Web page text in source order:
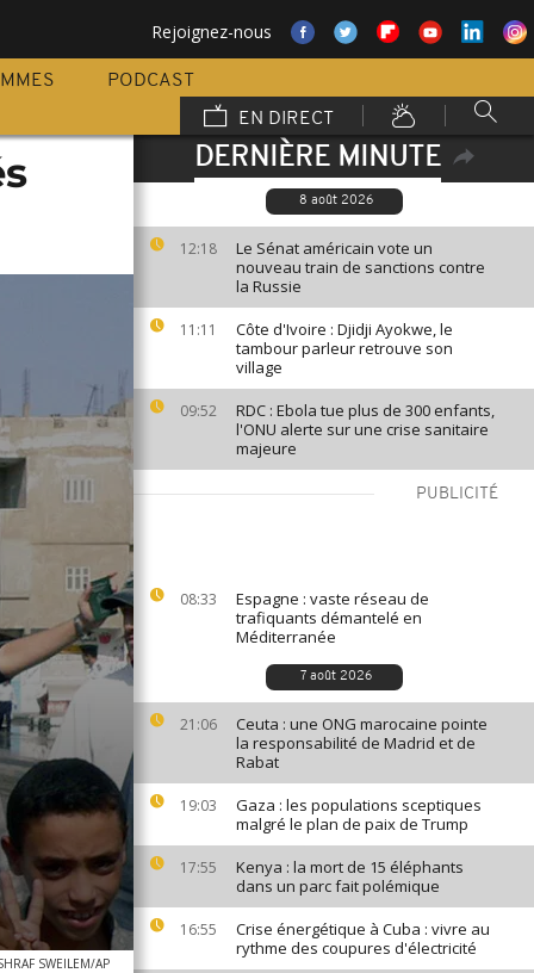
Rejoignez-nous
PODCAST
EN DIRECT
DERNIÈRE MINUTE
8 août 2026
12:18
Le Sénat américain vote un
nouveau train de sanctions contre
la Russie
11:11
Côte d'Ivoire : Djidji Ayokwe, le
tambour parleur retrouve son
village
09:52
RDC : Ebola tue plus de 300 enfants,
l'ONU alerte sur une crise sanitaire
majeure
PUBLICITÉ
08:33
Espagne : vaste réseau de
trafiquants démantelé en
Méditerranée
7 août 2026
21:06
Ceuta : une ONG marocaine pointe
la responsabilité de Madrid et de
Rabat
19:03
Gaza : les populations sceptiques
malgré le plan de paix de Trump
17:55
Kenya : la mort de 15 éléphants
dans un parc fait polémique
16:55
Crise énergétique à Cuba : vivre au
rythme des coupures d'électricité
SWEILEM/AP